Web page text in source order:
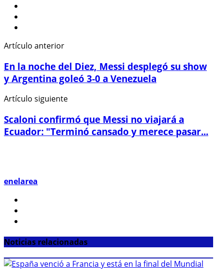
Artículo anterior
En la noche del Diez, Messi desplegó su show
y Argentina goleó 3-0 a Venezuela
Artículo siguiente
Scaloni confirmó que Messi no viajará a
Ecuador: "Terminó cansado y merece pasar...
enelarea
Noticias relacionadas